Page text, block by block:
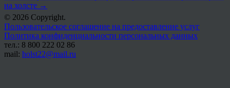
на холсте →
© 2026 Copyright.
Пользовательское соглашение на предоставление услуг
Политика конфиденциальности персональных данных
тел.: 8 800 222 02 86
mail: holst22@mail.ru